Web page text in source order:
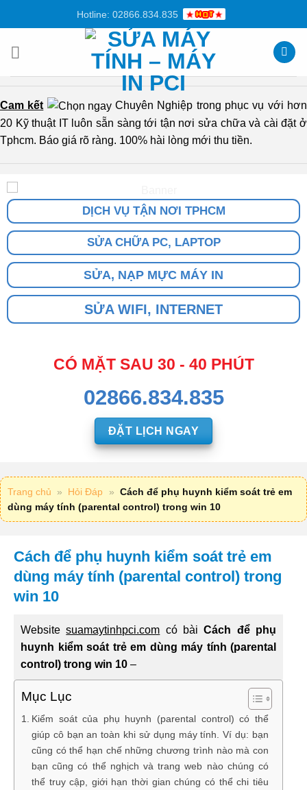
dung
Hotline: 02866.834.835
Cam kết
Chuyên Nghiệp trong phục vụ với hơn
20 Kỹ thuật IT luôn sẵn sàng tới tận nơi sửa chữa và cài đặt ở
Tphcm. Báo giá rõ ràng. 100% hài lòng mới thu tiền.
DỊCH VỤ TẬN NƠI TPHCM
SỬA CHỮA PC, LAPTOP
SỬA, NẠP MỰC MÁY IN
SỬA WIFI, INTERNET
CÓ MẶT SAU 30 - 40 PHÚT
02866.834.835
ĐẶT LỊCH NGAY
Trang chủ » Hỏi Đáp » Cách để phụ huynh kiểm soát trẻ em
dùng máy tính (parental control) trong win 10
Cách để phụ huynh kiểm soát trẻ em
dùng máy tính (parental control) trong
win 10
Websitesuamaytinhpci.com có bàiCách để phụ
huynh kiểm soát trẻ em dùng máy tính (parental
control) trong win 10 –
Mục Lục
Kiểm soát của phụ huynh (parental control) có thể
giúp cô bạn an toàn khi sử dụng máy tính. Ví dụ: bạn
cũng có thể hạn chế những chương trình nào mà con
bạn cũng có thể nghịch và trang web nào chúng có
thể truy cập, giới hạn thời gian chúng có thể chi tiêu